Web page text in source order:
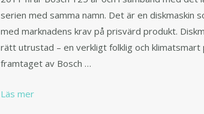
serien med samma namn. Det är en diskmaskin
med marknadens krav på prisvärd produkt.
rätt utrustad – en verkligt folklig och
framtaget av Bosch …
Läs mer